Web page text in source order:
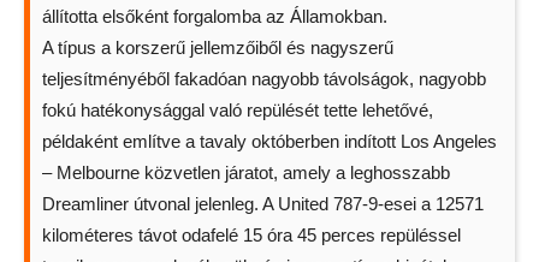
állította elsőként forgalomba az Államokban.
A típus a korszerű jellemzőiből és nagyszerű
teljesítményéből fakadóan nagyobb távolságok, nagyobb
fokú hatékonysággal való repülését tette lehetővé,
példaként említve a tavaly októberben indított Los Angeles
– Melbourne közvetlen járatot, amely a leghosszabb
Dreamliner útvonal jelenleg. A United 787-9-esei a 12571
kilométeres távot odafelé 15 óra 45 perces repüléssel